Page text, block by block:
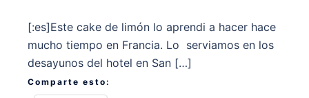
[:es]Este cake de limón lo aprendi a hacer hace
mucho tiempo en Francia. Lo serviamos en los
desayunos del hotel en San […]
Comparte esto: